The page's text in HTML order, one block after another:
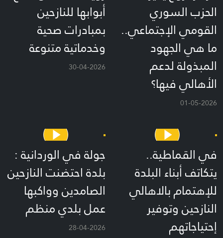
الحزب السوري
القومي الإجتماعي..
ما هي الجهود
المبذولة لدعم
الأهالي فيها؟
01-05-2026
أبوابها للنازحين
بمبادرات صحية
وخدماتية متنوعة
30-04-2026
في القماطية..
يتكاتف أبناء البلدة
للإهتمام بالاهالي
النازحين وتوفير
إحتياجاتهم
جولة في الوردانية :
بلدة احتضنت النازحين
الصامدين وواكبها
عمل بلدي منظم
28-04-2026